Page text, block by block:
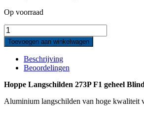
Op voorraad
Hoppe
Langschilden
273P
quantity
Toevoegen aan winkelwagen
Beschrijving
Beoordelingen
Hoppe Langschilden 273P F1 geheel Blind
Aluminium langschilden van hoge kwaliteit